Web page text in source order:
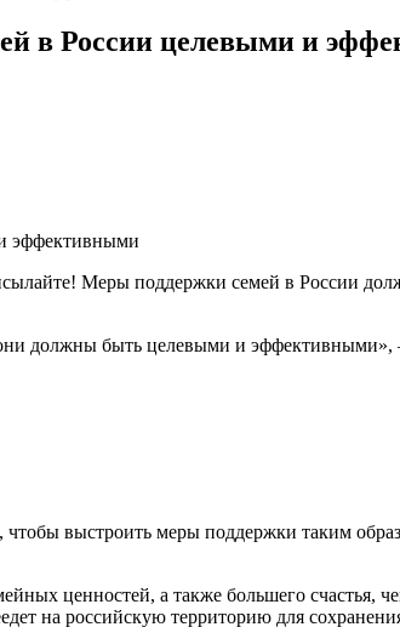
в России целевыми и
Меры поддержки семей в России
должны быть целевыми и
чтобы выстроить меры поддержки таким
ценностей, а также большего счастья,
на российскую территорию для